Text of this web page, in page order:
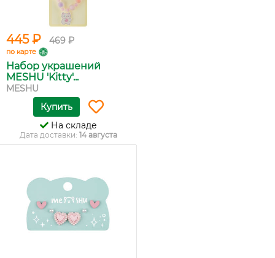
445 ₽ 469 ₽
по карте
Набор украшений
MESHU 'Kitty'...
MESHU
Купить
На складе
Дата доставки: 14 августа